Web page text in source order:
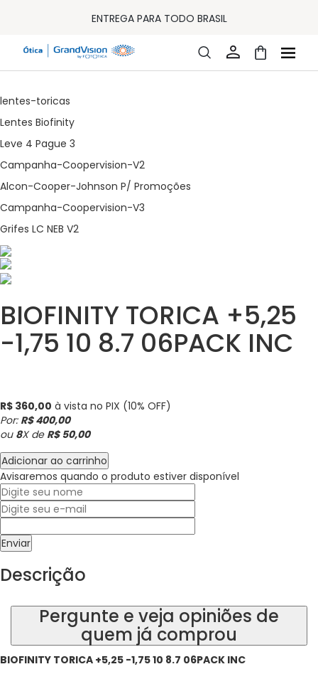
ENTREGA PARA TODO BRASIL
32% OFF NO COMBO - CONS. REG.
10% OFF PAGAMENTO
15% OFF NA PRIMEIRA COMPRA (CONSULTE REGULAMENTO)
lentes-toricas
Lentes Biofinity
Leve 4 Pague 3
Campanha-Coopervision-V2
Alcon-Cooper-Johnson P/ Promoções
Campanha-Coopervision-V3
Grifes LC NEB V2
BIOFINITY TORICA +5,25
-1,75 10 8.7 06PACK INC
R$ 360,00 à vista no PIX (10% OFF)
Por: R$ 400,00
ou 8X de R$ 50,00
Adicionar ao carrinho
Avisaremos quando o produto estiver disponível
Enviar
Descrição
Pergunte e veja opiniões de
quem já comprou
BIOFINITY TORICA +5,25 -1,75 10 8.7 06PACK INC